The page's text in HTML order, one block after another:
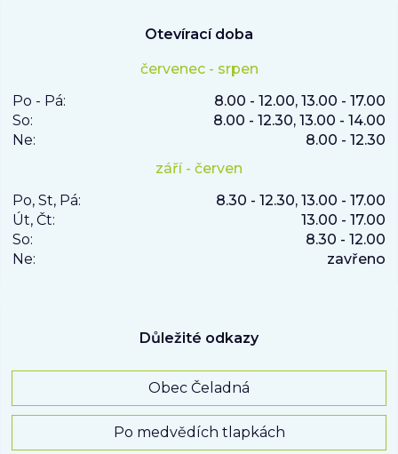
Otevírací doba
červenec - srpen
Po - Pá:
8.00 - 12.00, 13.00 - 17.00
So:
8.00 - 12.30, 13.00 - 14.00
Ne:
8.00 - 12.30
září - červen
Po, St, Pá:
8.30 - 12.30, 13.00 - 17.00
Út, Čt:
13.00 - 17.00
So:
8.30 - 12.00
Ne:
zavřeno
Důležité odkazy
Obec Čeladná
Po medvědích tlapkách